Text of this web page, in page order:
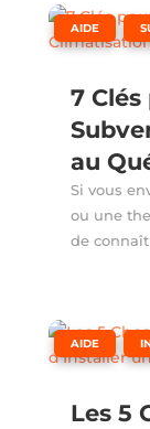
7
au
AIDE
Si vous
ou une
de
Les 5
AIDE